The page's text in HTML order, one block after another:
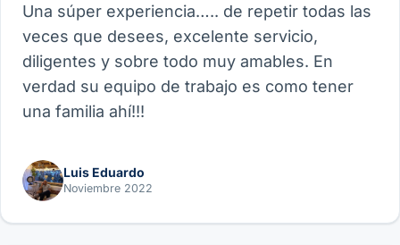
Una súper experiencia….. de repetir todas las
veces que desees, excelente servicio,
diligentes y sobre todo muy amables. En
verdad su equipo de trabajo es como tener
una familia ahí!!!
Luis Eduardo
Noviembre 2022